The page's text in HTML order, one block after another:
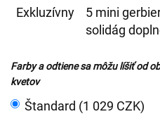
Exkluzívny
5 mini
solidág
Farby a odtiene sa môžu líšiť od
kvetov
Štandard (1 029 CZK)